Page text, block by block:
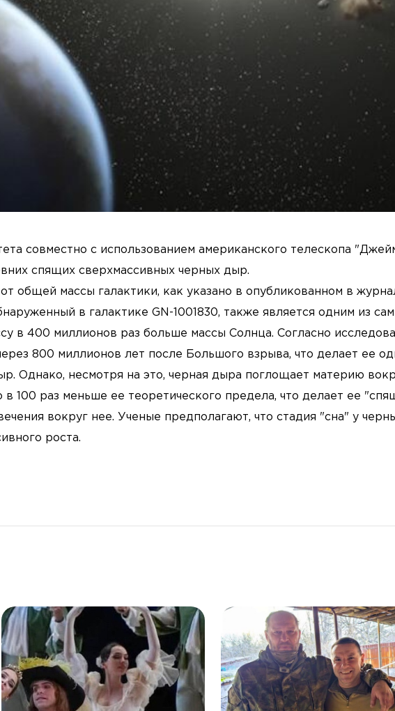
совместно с использованием американского телескопа
спящих сверхмассивных черных дыр.
общей массы галактики, как указано в опубликованном в
в галактике GN-1001830, также является одним из
в 400 миллионов раз больше массы Солнца. Согласно
800 миллионов лет после Большого взрыва, что делает ее
Однако, несмотря на это, черная дыра поглощает материю
в 100 раз меньше ее теоретического предела, что делает ее
вокруг нее. Ученые предполагают, что стадия "сна" у
роста.